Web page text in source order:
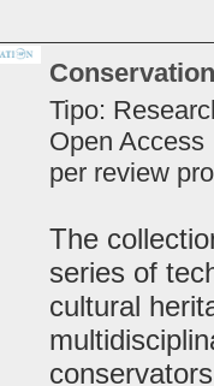
Tipo:
Open Access
per review
The
series of
cultural